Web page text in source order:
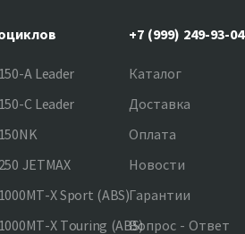
A Leader
C Leader
JETMAX
X Sport (ABS)
X Touring (ABS)
+7 (999) 249-93-04
Каталог
Доставка
Оплата
Новости
Гарантии
Вопрос - Ответ